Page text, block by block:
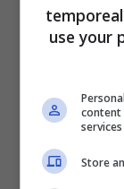
Per quel
basmati
confezioni
ed ha il
use your
content
Store